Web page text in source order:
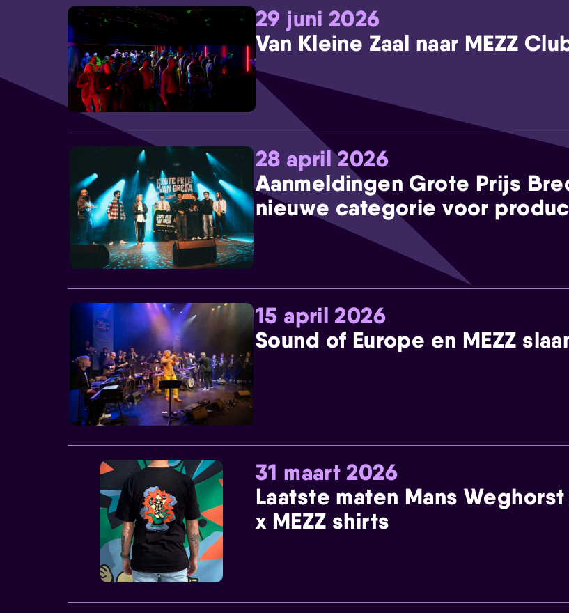
29 juni 2026
Van Kleine Zaal naar MEZZ
28 april 2026
Aanmeldingen Grote Prijs
nieuwe categorie voor
15 april 2026
Sound of Europe en MEZZ
31 maart 2026
Laatste maten Mans
x MEZZ shirts